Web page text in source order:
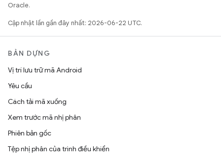
Oracle.
Cập nhật lần gần đây nhất: 2026-06-22 UTC.
BẢN DỰNG
Vị trí lưu trữ mã Android
Yêu cầu
Cách tải mã xuống
Xem trước mã nhị phân
Phiên bản gốc
Tệp nhị phân của trình điều khiển